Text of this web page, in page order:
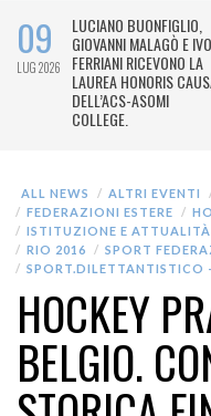
09
LUG 2026
LUCIANO BUONFIGLIO,
GIOVANNI MALAGÒ E IVO
FERRIANI RICEVONO LA
LAUREA HONORIS
DELL’ACS-ASOMI
COLLEGE.
ALL NEWS ALTRI EVENTI
FEDERAZIONI ESTERE
ISTITUZIONE E ATTUALITÀ
RIO 2016
SPORT
SPORT.DILETTANTISTICO
HOCKEY
BELGIO.